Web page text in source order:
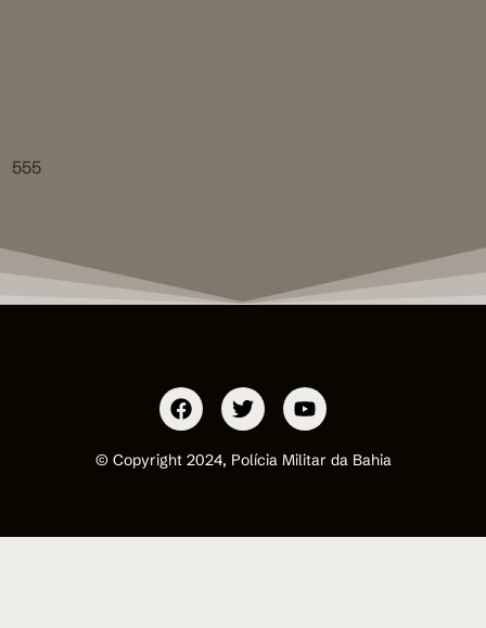
555
© Copyright 2024, Polícia Militar da Bahia